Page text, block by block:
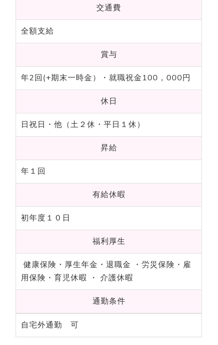
交通費
全額支給
賞与
年2回(+期末一時金）・就職祝金100，000円
休日
日祝日・他（土２休・平日１休）
昇給
年１回
有給休暇
初年度１０日
福利厚生
健康保険・厚生年金・退職金 ・労災保険・雇
用保険・育児休暇 ・ 介護休暇
通勤条件
自宅外通勤 可